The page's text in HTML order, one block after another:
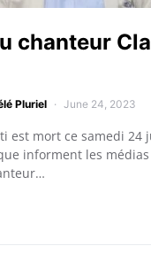
chanteur
Pluriel June 24, 2023
est mort ce samedi 24
informent les